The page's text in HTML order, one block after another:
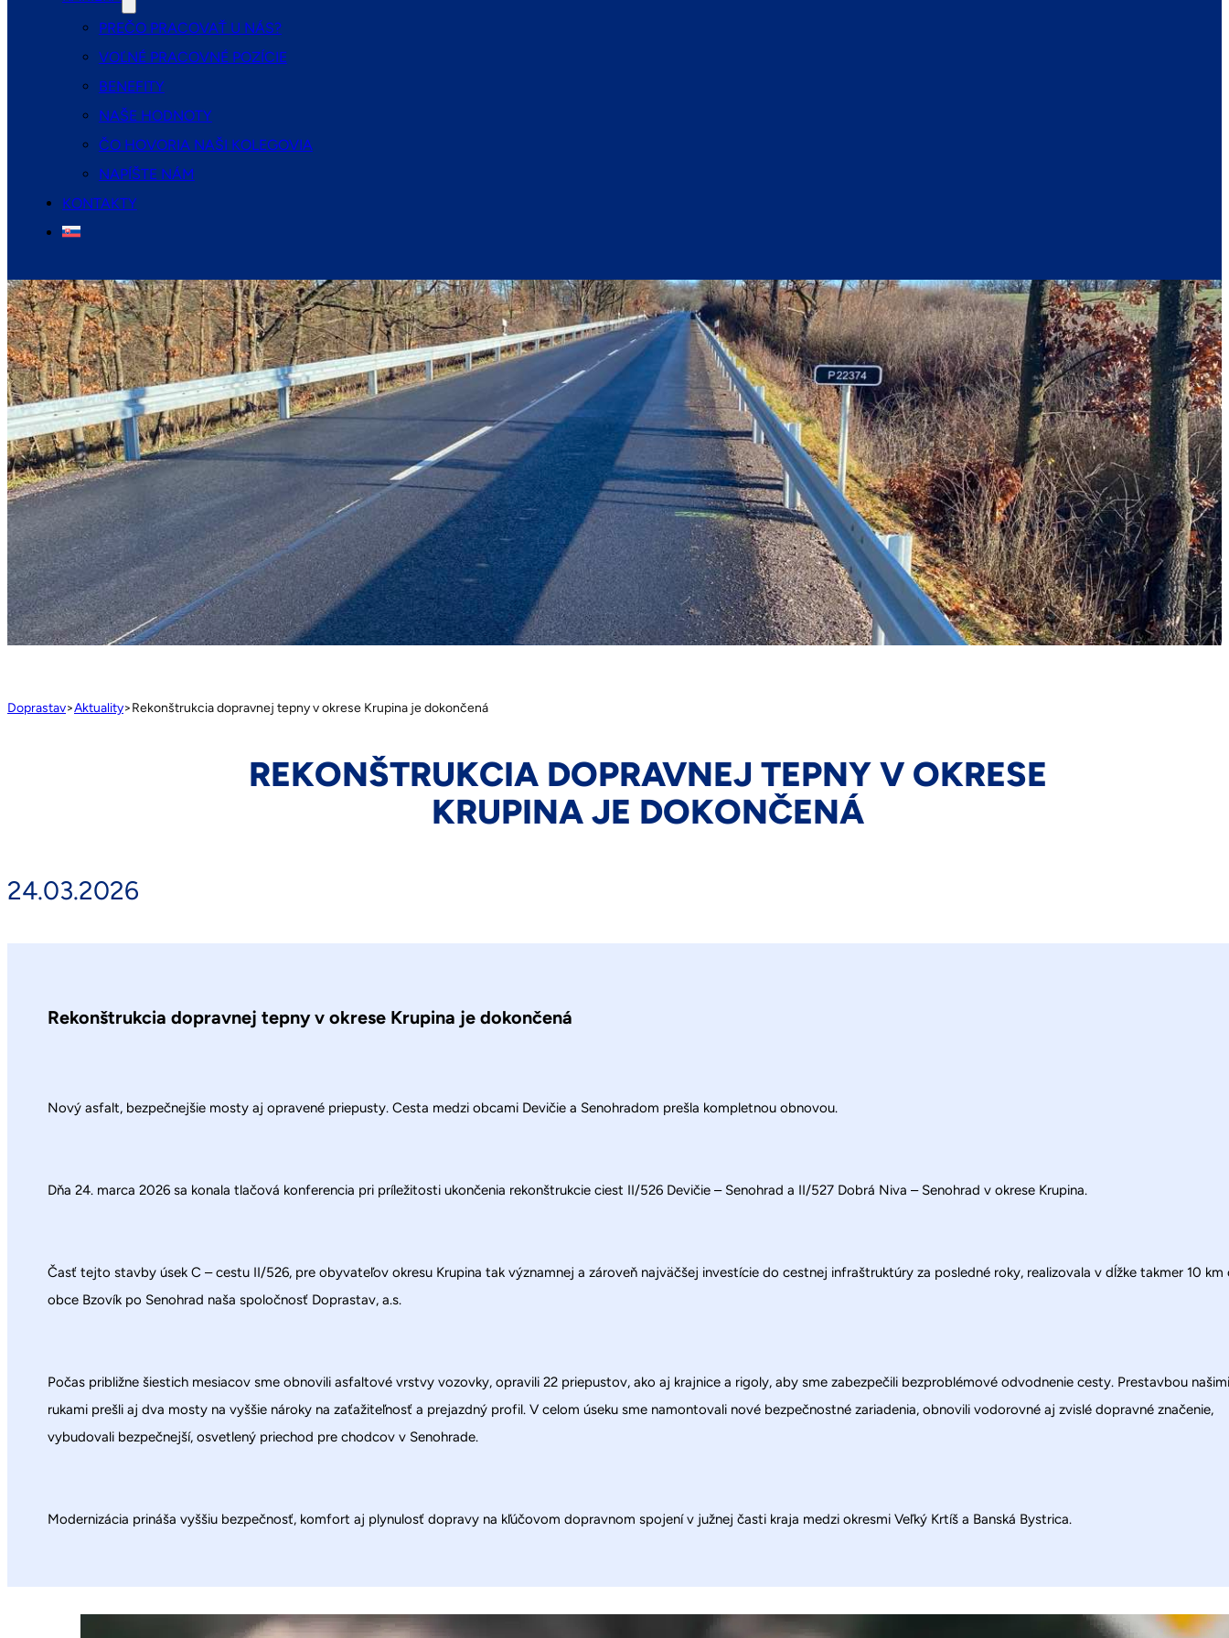
PREČO PRACOVAŤ U NÁS?
VOĽNÉ PRACOVNÉ POZÍCIE
BENEFITY
NAŠE HODNOTY
ČO HOVORIA NAŠI KOLEGOVIA
NAPÍŠTE NÁM
KONTAKTY
Doprastav>Aktuality>Rekonštrukcia dopravnej tepny v okrese Krupina je dokončená
REKONŠTRUKCIA DOPRAVNEJ TEPNY V OKRESE
KRUPINA JE DOKONČENÁ
24.03.2026
Rekonštrukcia dopravnej tepny v okrese Krupina je dokončená
Nový asfalt, bezpečnejšie mosty aj opravené priepusty. Cesta medzi obcami Devičie a Senohradom prešla kompletnou obnovou.
Dňa 24. marca 2026 sa konala tlačová konferencia pri príležitosti ukončenia rekonštrukcie ciest II/526 Devičie – Senohrad a II/527 Dobrá Niva – Senohrad v okrese Krupina.
Časť tejto stavby úsek C – cestu II/526, pre obyvateľov okresu Krupina tak významnej a zároveň najväčšej investície do cestnej infraštruktúry za posledné roky, realizovala v dĺžke takmer 10 km
obce Bzovík po Senohrad naša spoločnosť Doprastav, a.s.
Počas približne šiestich mesiacov sme obnovili asfaltové vrstvy vozovky, opravili 22 priepustov, ako aj krajnice a rigoly, aby sme zabezpečili bezproblémové odvodnenie cesty. Prestavbou
rukami prešli aj dva mosty na vyššie nároky na zaťažiteľnosť a prejazdný profil. V celom úseku sme namontovali nové bezpečnostné zariadenia, obnovili vodorovné aj zvislé dopravné značenie,
vybudovali bezpečnejší, osvetlený priechod pre chodcov v Senohrade.
Modernizácia prináša vyššiu bezpečnosť, komfort aj plynulosť dopravy na kľúčovom dopravnom spojení v južnej časti kraja medzi okresmi Veľký Krtíš a Banská Bystrica.